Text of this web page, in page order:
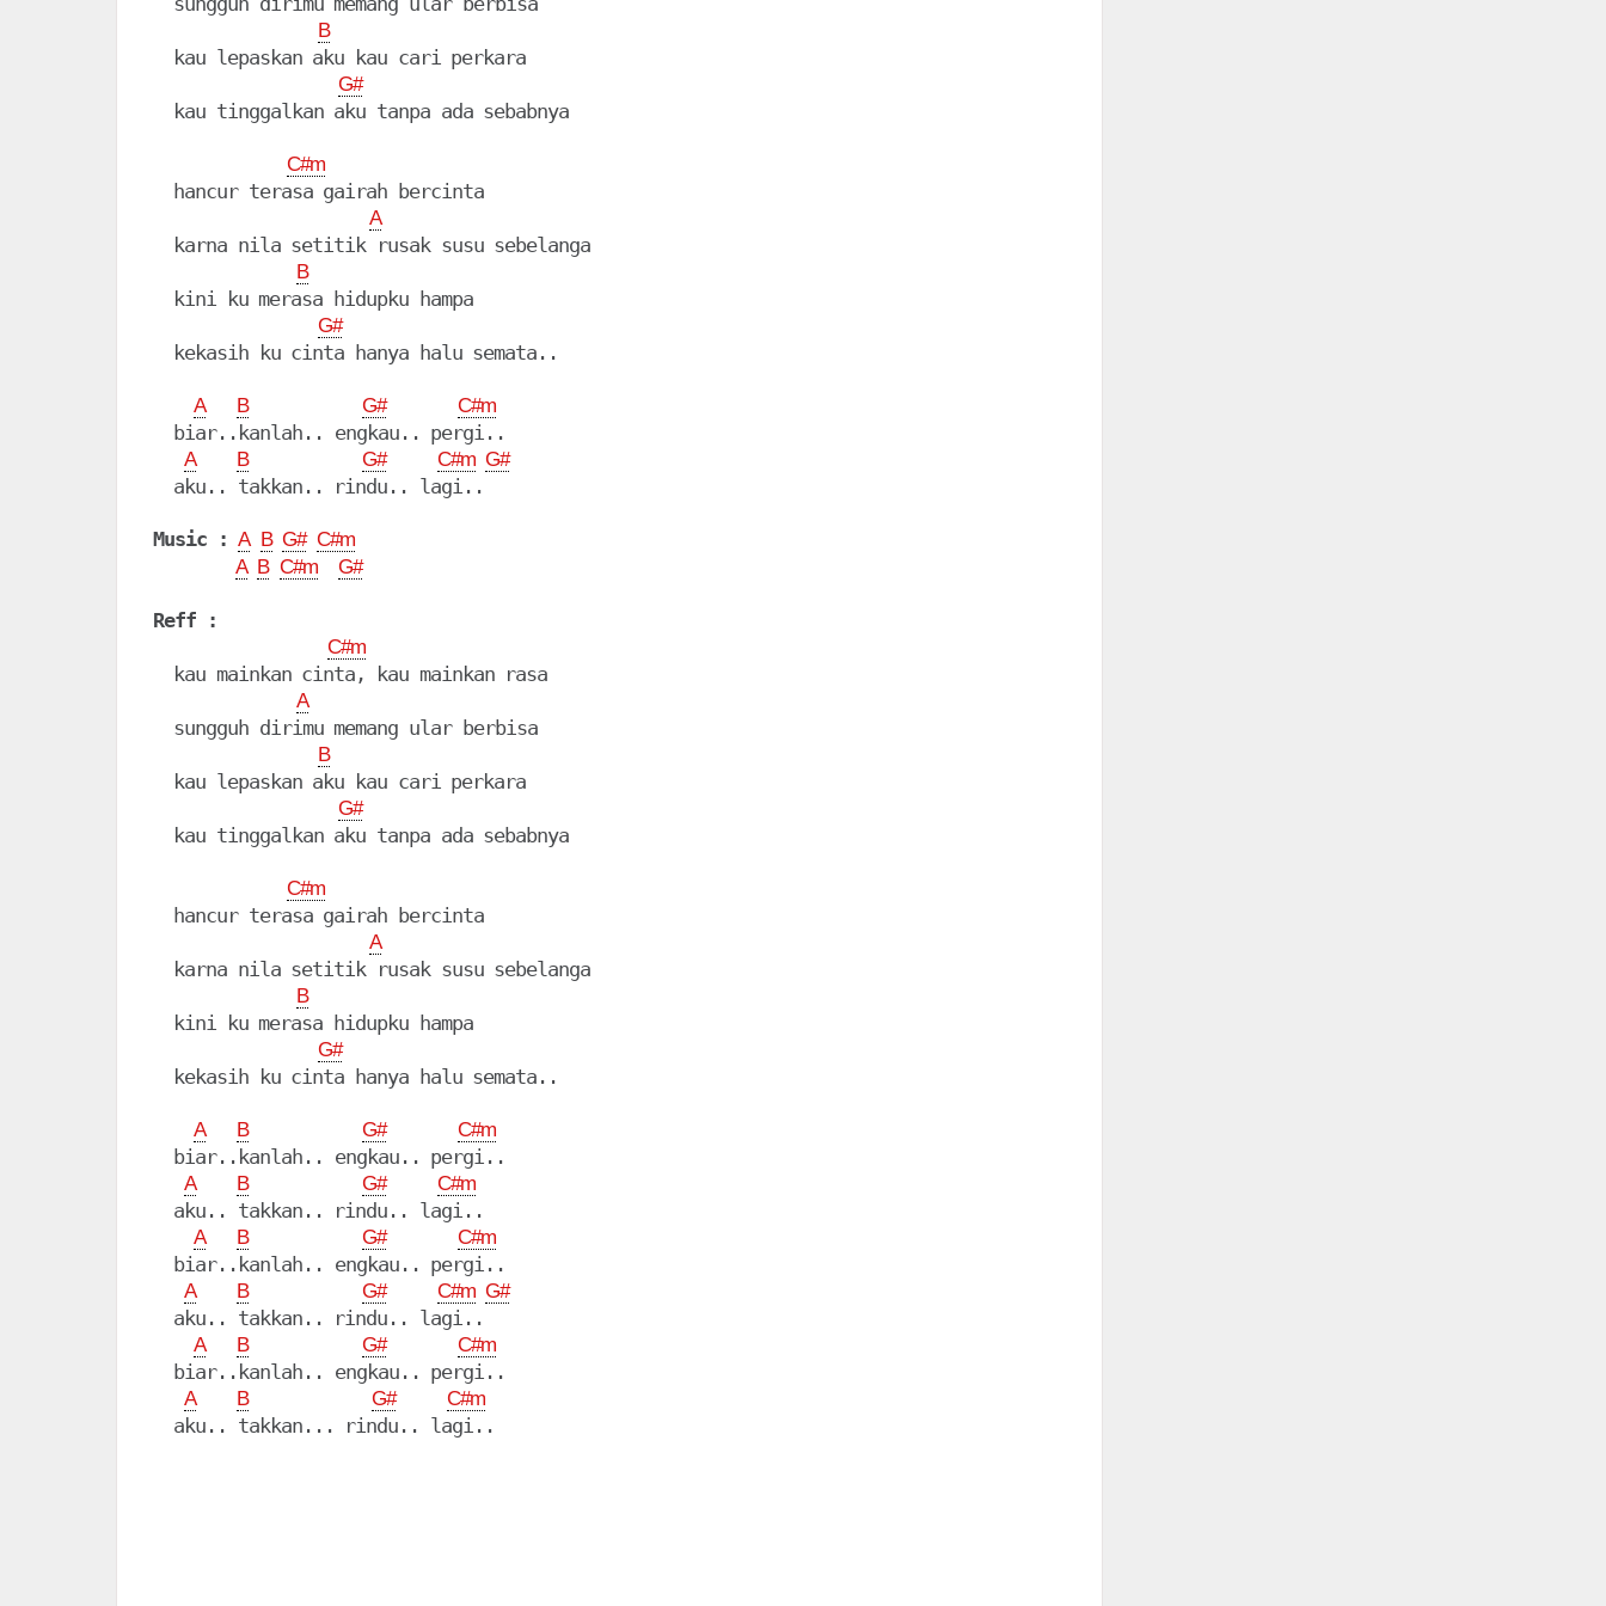
B
  kau lepaskan aku kau cari perkara
G#
  kau tinggalkan aku tanpa ada sebabnya
C#m
  hancur terasa gairah bercinta
A
  karna nila setitik rusak susu sebelanga
B
  kini ku merasa hidupku hampa
G#
  kekasih ku cinta hanya halu semata..
A B G# C#m
  biar..kanlah.. engkau.. pergi..
A B G# C#m G#
  aku.. takkan.. rindu.. lagi..
Music : A B G# C#m
A B C#m G#
Reff :
C#m
  kau mainkan cinta, kau mainkan rasa
A
  sungguh dirimu memang ular berbisa
B
  kau lepaskan aku kau cari perkara
G#
  kau tinggalkan aku tanpa ada sebabnya
C#m
  hancur terasa gairah bercinta
A
  karna nila setitik rusak susu sebelanga
B
  kini ku merasa hidupku hampa
G#
  kekasih ku cinta hanya halu semata..
A B G# C#m
  biar..kanlah.. engkau.. pergi..
A B G# C#m
  aku.. takkan.. rindu.. lagi..
A B G# C#m
  biar..kanlah.. engkau.. pergi..
A B G# C#m G#
  aku.. takkan.. rindu.. lagi..
A B G# C#m
  biar..kanlah.. engkau.. pergi..
A B G# C#m